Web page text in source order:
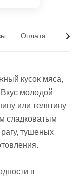
Оплата
кусок мяса,
молодой
или телятину
сладковатым
тушеных
в